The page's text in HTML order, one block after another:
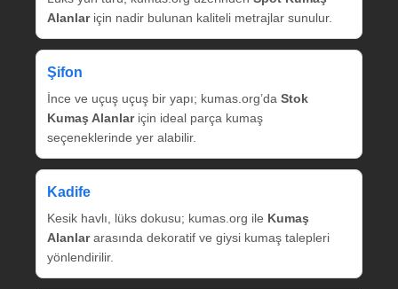
Alanlariçin nadir bulunan kaliteli metrajlar sunulur.
Şifon
İnce ve uçuş uçuş bir yapı; kumas.org’da Stok
Kumaş Alanlariçin ideal parça kumaş
seçeneklerinde yer alabilir.
Kadife
Kesik havlı, lüks dokusu; kumas.org ile Kumaş
Alanlararasında dekoratif ve giysi kumaş talepleri
yönlendirilir.